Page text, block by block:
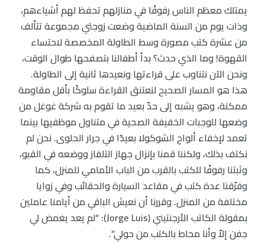
يمتلك معظم الناس رفوفًا في منازلهم تحفظ لهم أشياءهم،
وذات يوم من السنة الماضية وضعت زوجتي مجموعة تتألف
من عشرة كتب مصورة وسط الطاولة المخصصة لاحتساء
القهوة! وما الذي حدث؟ بدأ أطفالنا بتصفحها طوال الوقت،
ونحن الآن نتناوب على قراءتها ونعيدها ثانية إلى الطاولة.
هذا هو المسار الصحيح لنعتنق القراءة سلوكًا بأقل مقاومة
ممكنة، وهو يشبه إلى حدّ بعيد ما تقوم به شركة غوغل من
وضعها للوجبات الخفيفة الصحية في متناول موظفيها بينما
تعمد لإخفاء ألواح الشوكولا بعيدًا في جرار الحلوى. نحن لم
نكتف بذلك، ولكننا قمنا بإنزال جهاز التلفاز ووضعه في القبو،
وثبتنا رفوفًا للكتب بالقرب من الباب الأمامي للمنزل، كما
وفرّقنا عدة كتب في مقاعد السيارة والحقائب وفي زوايا
مختلفة من المنزل. وقررنا أن نعيش الباقي من أيامنا عاملين
بمقولة الكاتب الأرجنتيني (Jorge Luis): “لم يعد يغمض لي
جفن إلاّ وأنا محاط بالكتب من حولي”.